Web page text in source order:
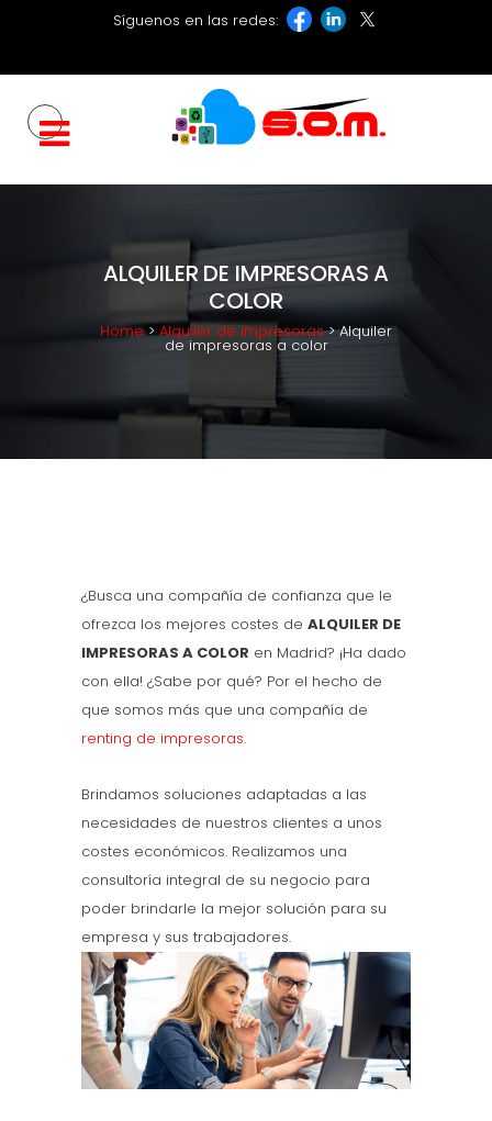
Síguenos en las redes:
ALQUILER DE IMPRESORAS A
COLOR
Home>Alquiler de impresoras>Alquiler
de impresoras a color
¿Busca una compañía de confianza que le
ofrezca los mejores costes de ALQUILER DE
IMPRESORAS A COLOR en Madrid? ¡Ha dado
con ella! ¿Sabe por qué? Por el hecho de
que somos más que una compañía de
renting de impresoras.
Brindamos soluciones adaptadas a las
necesidades de nuestros clientes a unos
costes económicos. Realizamos una
consultoría integral de su negocio para
poder brindarle la mejor solución para su
empresa y sus trabajadores.